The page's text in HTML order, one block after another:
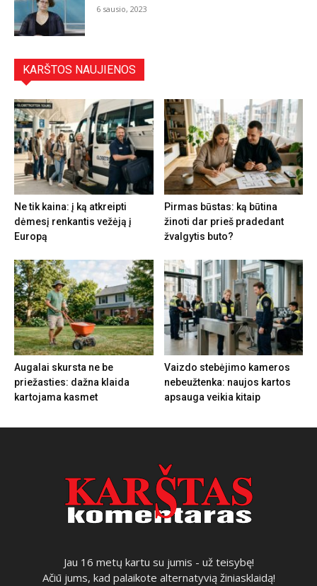
6 sausio, 2023
KARŠTOS NAUJIENOS
Ne tik kaina: į ką atkreipti
dėmesį renkantis vežėją į
Europą
Pirmas būstas: ką būtina
žinoti dar prieš pradedant
žvalgytis buto?
Augalai skursta ne be
priežasties: dažna klaida
kartojama kasmet
Vaizdo stebėjimo kameros
nebeužtenka: naujos kartos
apsauga veikia kitaip
Jau 16 metų kartu su jumis - už teisybę!
Ačiū jums, kad palaikote alternatyvią žiniasklaidą!